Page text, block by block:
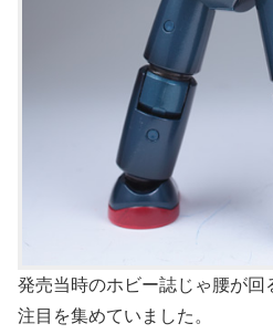
発売当時のホビー誌じゃ腰が
注目を集めていました。